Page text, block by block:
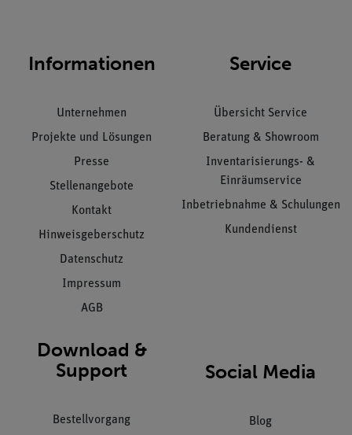
Informationen
Unternehmen
Projekte und Lösungen
Presse
Stellenangebote
Kontakt
Hinweisgeberschutz
Datenschutz
Impressum
AGB
Service
Übersicht Service
Beratung & Showroom
Inventarisierungs- &
Einräumservice
Inbetriebnahme & Schulungen
Kundendienst
Download &
Support
Bestellvorgang
Social Media
Blog